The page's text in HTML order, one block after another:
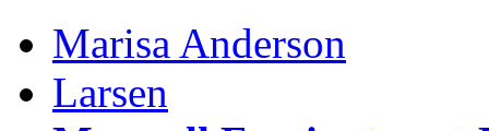
Marisa Anderson
Larsen